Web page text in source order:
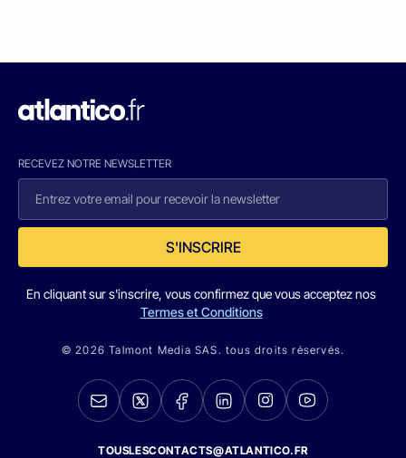
RECEVEZ NOTRE NEWSLETTER
S'INSCRIRE
En cliquant sur s'inscrire, vous confirmez que vous acceptez nos
Termes et Conditions
© 2026 Talmont Media SAS. tous droits réservés.
TOUSLESCONTACTS@ATLANTICO.FR